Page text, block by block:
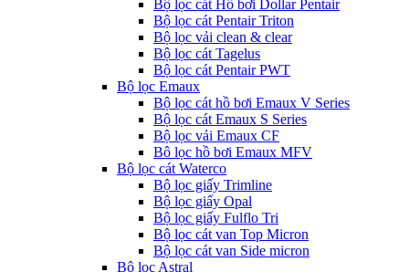
Bộ lọc cát Hồ bơi Dollar Pentair
Bộ lọc cát Pentair Triton
Bộ lọc vải clean & clear
Bộ lọc cát Tagelus
Bộ lọc cát Pentair PWT
Bộ lọc Emaux
Bộ lọc cát hồ bơi Emaux V Series
Bộ lọc cát Emaux S Series
Bộ lọc vải Emaux CF
Bô lọc hồ bơi Emaux MFV
Bộ lọc cát Waterco
Bộ lọc giấy Trimline
Bộ lọc giấy Opal
Bộ lọc giấy Fulflo Tri
Bộ lọc cát van Top Micron
Bộ lọc cát van Side micron
Bộ lọc Astral